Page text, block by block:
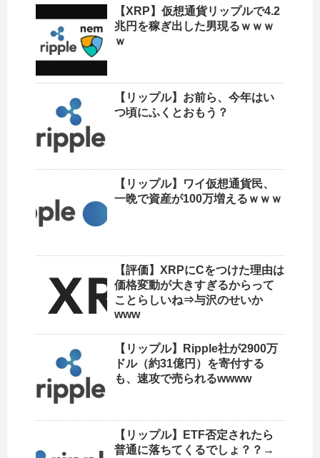
【XRP】仮想通貨リップルで4.2
兆円を稼ぎ出した男現るｗｗｗ
ｗ
【リップル】お前ら、今年はい
つ頃にふくとおもう？
【リップル】ワイ仮想通貨民、
一晩で資産が100万増えるｗｗｗ
【評価】XRPにCをつけた理由は
価格変動が大きすぎるからって
ことらしいね⇒与沢のせいか
www
【リップル】Ripple社が2900万
ドル（約31億円）を寄付する
も、速攻で売られるwwww
【リップル】ETF否定されたら
普通に落ちてくるでしょ？？→